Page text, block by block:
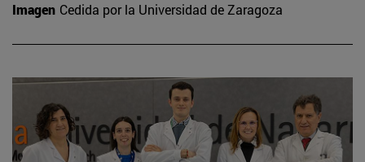
Imagen Cedida por la Universidad de Zaragoza